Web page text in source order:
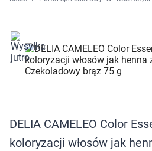
Dla zwierząt
Kobieta w ciąży i mama
DELIA CAMELEO Color
koloryzacji włosów jak